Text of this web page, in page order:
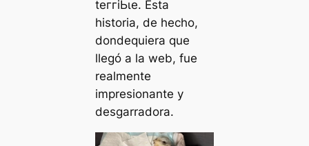
teггіЬɩe. Esta
historia, de hecho,
dondequiera que
llegó a la web, fue
realmente
impresionante y
desgarradora.